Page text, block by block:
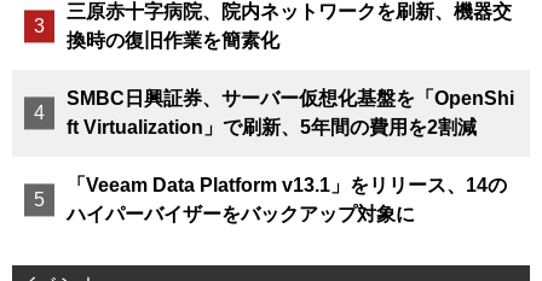
三原赤十字病院、院内ネットワークを刷新、機器交
換時の復旧作業を簡素化
SMBC日興証券、サーバー仮想化基盤を「OpenShi
ft Virtualization」で刷新、5年間の費用を2割減
「Veeam Data Platform v13.1」をリリース、14の
ハイパーバイザーをバックアップ対象に